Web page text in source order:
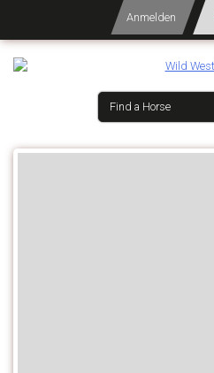
Anmelden